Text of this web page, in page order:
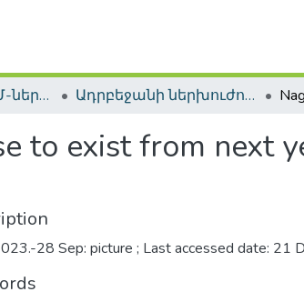
Միջազգային ԶԼՄ-ները Արցախի մասին / International mass media about Artsakh Ադրբեջանի ներխուժումը Արցախ (19-20 սեպտեմբերի, 2023) / Azerbaijan's invasion of Artsakh (19-20 September 2023)
to exist from next
28 Sep: picture ; Last accessed date: 21